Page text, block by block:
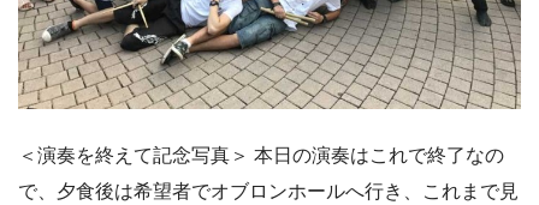
＜演奏を終えて記念写真＞ 本日の演奏はこれで終了なの
で、夕食後は希望者でオブロンホールへ行き、これまで見